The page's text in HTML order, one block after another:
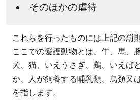
そのほかの虐待
これらを行ったものには上記の罰
ここでの愛護動物とは、牛、馬、
犬、猫、いえうさぎ、鶏、いえば
か、人が飼養する哺乳類、鳥類又
を指します。